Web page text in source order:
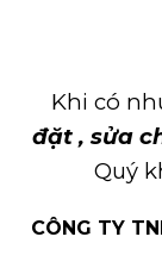
Khi có
đặt , sửa
Quý
CÔNG TY